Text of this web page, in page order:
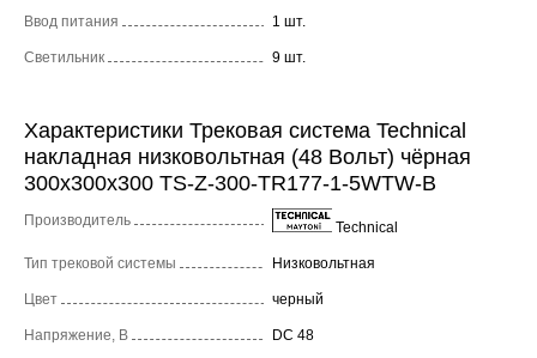
Ввод питания 1 шт.
Светильник 9 шт.
Характеристики Трековая система Technical
накладная низковольтная (48 Вольт) чёрная
300x300x300 TS-Z-300-TR177-1-5WTW-B
Производитель Technical
Тип трековой системы Низковольтная
Цвет черный
Напряжение, В DC 48